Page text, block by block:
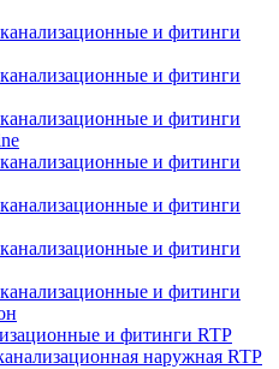
и фитинги
и фитинги
и фитинги
и фитинги
и фитинги
и фитинги
и фитинги
и фитинги RTP
наружная RTP